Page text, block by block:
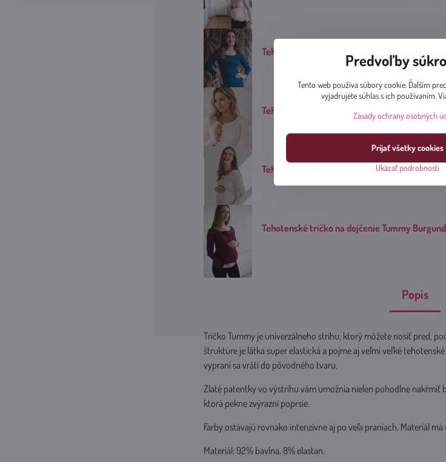
Popis
Tričko Tummy je univerzálneho strihu, ktorý môžete nosiť pred,
štruktúre je látka super elastická a pojme aj veľmi veľké
vypraní sa vráti do pôvodného tvaru.
Zlaté patentky vo výstrihu vám umožnia nielen pohodlne nakŕmiť
ktorá pekne zvýrazní poprsie.
Farby ostávajú rovnako intenzívne aj po veľa praniach. Materiál
Materiál: 92% bavlna, 8% elastan.
Tehotenské tričko na dojčenie Tummy Poseidon
Tehotenské tričko na dojčenie Tummy Cream
Tehotenské tričko na dojčenie Tummy Latte
Tehotenské tričko na dojčenie Tummy
Predvoľby
Tento web používa súbory cookie. Ďalším
vyjadrujete súhlas s ich používaním.
Zásady ochrany osobných
Ukázať podrobnosti
Prijať všetky cookies